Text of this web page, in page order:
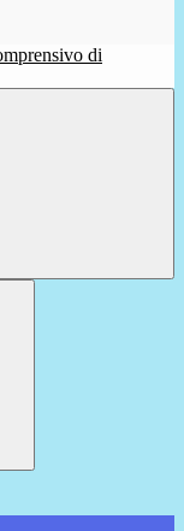
di